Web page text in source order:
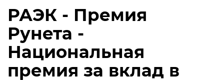
РАЭК - Премия
Рунета -
Национальная
премия за вклад в